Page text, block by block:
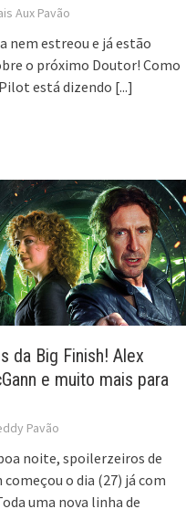
Aux Pavão
nem estreou e já estão
o próximo Doutor! Como
está dizendo [...]
da Big Finish! Alex
e muito mais para
Pavão
noite, spoilerzeiros de
o dia (27) já com
uma nova linha de